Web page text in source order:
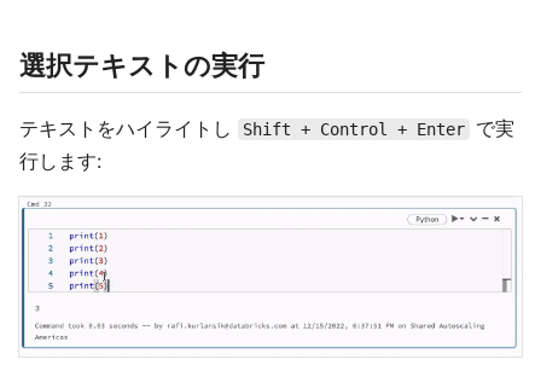
選択テキストの実行
テキストをハイライトし Shift + Control + Enter
で実
行します: